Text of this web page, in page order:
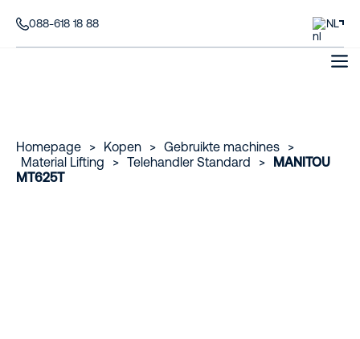
088-618 18 88 NL
Homepage > Kopen > Gebruikte machines
>
Material Lifting
> Telehandler Standard >
MANITOU
MT625T